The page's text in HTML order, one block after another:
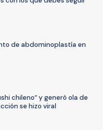
de abdominoplastía en
chileno” y generó ola de
se hizo viral